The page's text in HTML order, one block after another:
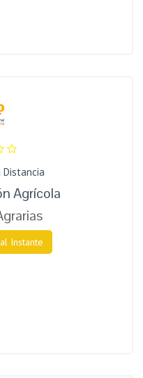
Distancia
Agrícola
Instante